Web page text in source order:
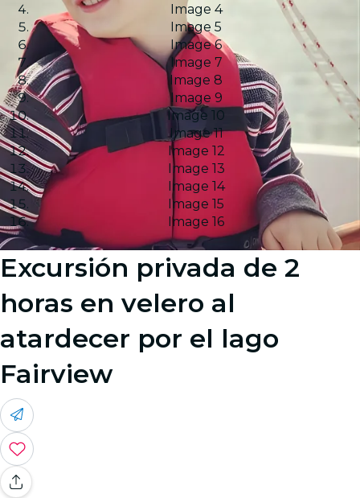
Image 4
Image 5
Image 6
Image 7
Image 8
Image 9
Image 10
Image 11
Image 12
Image 13
Image 14
Image 15
Image 16
Excursión privada de 2
horas en velero al
atardecer por el lago
Fairview